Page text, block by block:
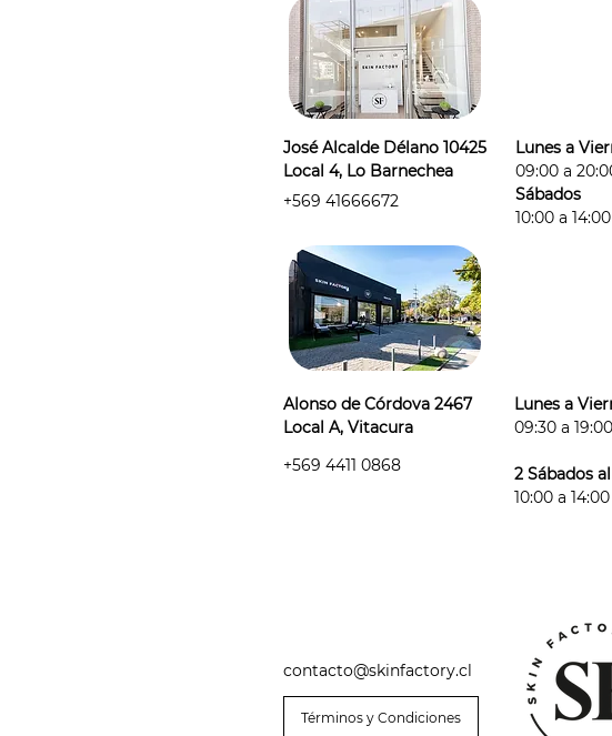
José Alcalde Délano 10425
Local 4, Lo Barnechea
+569 41666672
Lunes a
09:00 a
Sábados
10:00 a
Alonso de Córdova 2467
Local A, Vitacura
+569 4411 0868
Lunes a
09:30 a
2 Sábados
10:00 a
contacto@skinfactory.cl
Términos y Condiciones